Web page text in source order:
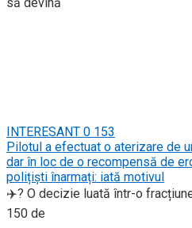
INTERESANT 0 153
Pilotul a efectuat o aterizare de
dar în loc de o recompensă de
polițiști înarmați: iată motivul
✈️? O decizie luată într-o
150 de